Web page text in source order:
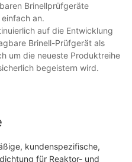
Brinellprüfgeräte
an.
auf die Entwicklung
Brinell-Prüfgerät als
um die neueste Produktreihe
begeistern wird.